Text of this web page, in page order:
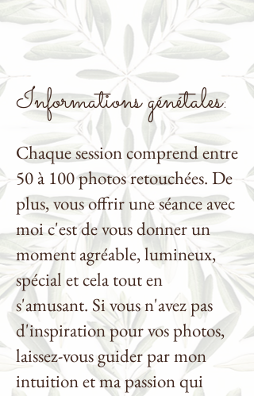
Informations génétales:
Chaque session comprend entre
50 à 100 photos retouchées. De
plus, vous offrir une séance avec
moi c'est de vous donner un
moment agréable, lumineux,
spécial et cela tout en
s'amusant. Si vous n'avez pas
d'inspiration pour vos photos,
laissez-vous guider par mon
intuition et ma passion qui